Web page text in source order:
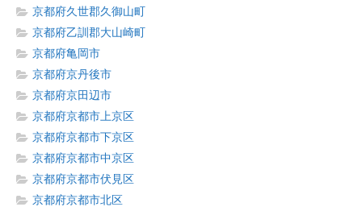
京都府久世郡久御山町
京都府乙訓郡大山崎町
京都府亀岡市
京都府京丹後市
京都府京田辺市
京都府京都市上京区
京都府京都市下京区
京都府京都市中京区
京都府京都市伏見区
京都府京都市北区